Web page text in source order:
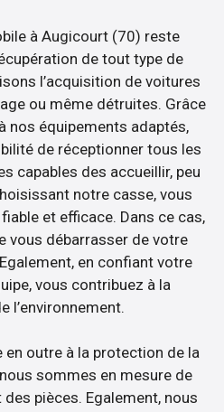
à Augicourt (70) reste
de tout type de
l’acquisition de voitures
ou même détruites. Grâce
nos équipements adaptés,
de réceptionner tous les
capables des accueillir, peu
notre casse, vous
et efficace. Dans ce cas,
vous débarrasser de votre
en confiant votre
vous contribuez à la
l’environnement.
en outre à la protection de la
sommes en mesure de
pièces. Egalement, nous